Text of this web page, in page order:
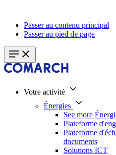
Passer au contenu principal
Passer au pied de page
Votre activité
Énergies
See more
Plateforme
Plateforme
documents
Solutions ICT